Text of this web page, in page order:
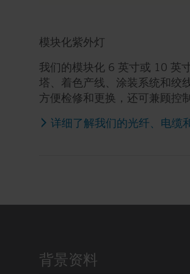
模块化紫外灯
我们的模块化 6 英寸或 10 英
塔、着色产线、涂装系统和绞
方便检修和更换，还可兼顾控
详细了解我们的光纤、电缆
背景资料